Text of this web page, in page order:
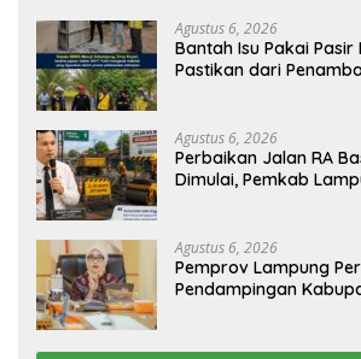
Agustus 6, 2026
Bantah Isu Pakai Pasir
Pastikan dari
Agustus 6, 2026
Perbaikan Jalan RA
Dimulai, Pemkab
Agustus 6, 2026
Pemprov Lampung
Pendampingan